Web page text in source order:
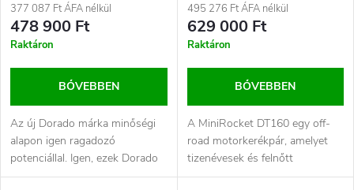
377 087 Ft ÁFA nélkül
478 900 Ft
Raktáron
BŐVEBBEN
Az új Dorado márka minőségi
alapon igen ragadozó
potenciállal. Igen, ezek Dorado
motorkerékpárok. A
495 276 Ft ÁFA nélkül
629 000 Ft
Raktáron
BŐVEBBEN
A MiniRocket DT160 egy off-
road motorkerékpár, amelyet
tizenévesek és felnőtt
motorosok számára terveztek,